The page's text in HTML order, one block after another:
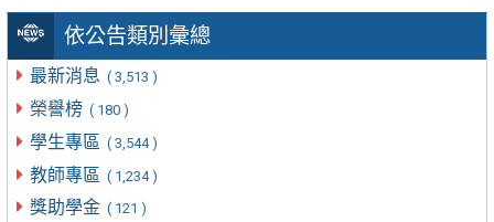
依公告類別彙總
最新消息 ( 3,513 )
榮譽榜 ( 180 )
學生專區 ( 3,544 )
教師專區 ( 1,234 )
獎助學金 ( 121 )